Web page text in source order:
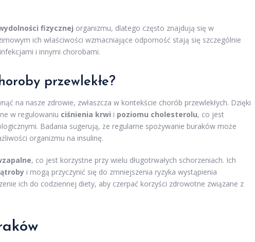
fizycznej organizmu, dlatego często znajdują się w
ich właściwości wzmacniające odporność stają się szczególnie
i innymi chorobami.
przewlekłe?
na nasze zdrowie, zwłaszcza w kontekście chorób przewlekłych. Dzięki
w regulowaniu ciśnienia krwi i poziomu cholesterolu, co jest
Badania sugerują, że regularne spożywanie buraków może
organizmu na insulinę.
, co jest korzystne przy wielu długotrwałych schorzeniach. Ich
i mogą przyczynić się do zmniejszenia ryzyka wystąpienia
ich do codziennej diety, aby czerpać korzyści zdrowotne związane z